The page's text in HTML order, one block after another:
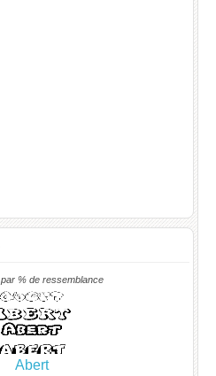
% de ressemblance
Abert